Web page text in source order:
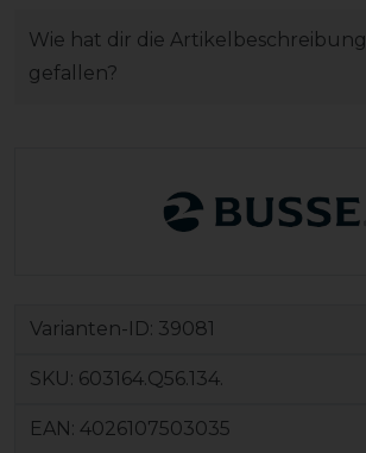
Wie hat dir die Artikelbeschreibung
gefallen?
Varianten-ID: 39081
SKU: 603164.Q56.134.
EAN: 4026107503035